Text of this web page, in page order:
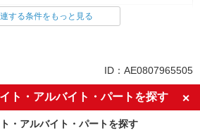
ボーナス・賞与あり
車通勤OK
社会保険あり
する条件をもっと見る
ID：AE0807965505
ト・アルバイト・パートを探す
・アルバイト・パートを探す